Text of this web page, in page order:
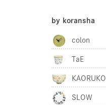
by koransha
colon
TaE
KAORUKO
SLOW